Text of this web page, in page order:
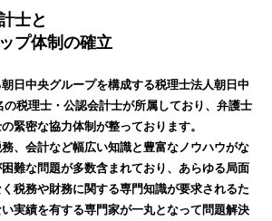
士と
プ体制の確立
日中央グループを構成する税理士法人朝日中
税理士・公認会計士が所属しており、弁護士
緊密な協力体制が整っております。
、会計など幅広い知識と豊富なノウハウがな
難な問題が多数含まれており、あらゆる局面
税務や財務に関する専門知識が要求されるた
実績を有する専門家が一丸となって問題解決